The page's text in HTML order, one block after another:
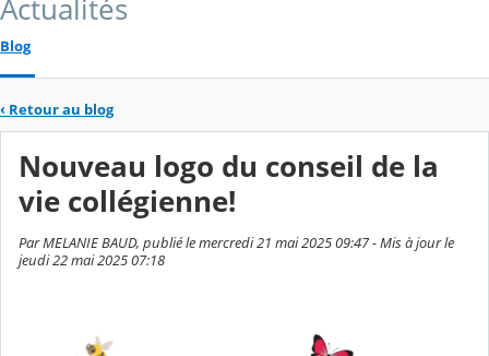
Actualités
Blog
‹ Retour au blog
Nouveau logo du conseil de la
vie collégienne!
Par MELANIE BAUD, publié le mercredi 21 mai 2025 09:47 - Mis à jour le
jeudi 22 mai 2025 07:18